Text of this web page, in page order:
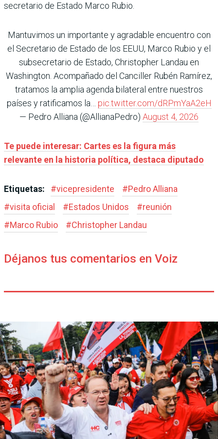
secretario de Estado Marco Rubio.
Mantuvimos un importante y agradable encuentro con
el Secretario de Estado de los EEUU, Marco Rubio y el
subsecretario de Estado, Christopher Landau en
Washington. Acompañado del Canciller Rubén Ramírez,
tratamos la amplia agenda bilateral entre nuestros
países y ratificamos la… pic.twitter.com/dRPmYaA2eH
— Pedro Alliana (@AllianaPedro) August 4, 2026
Te puede interesar: Cartes es la figura más
relevante en la historia política, destaca diputado
Etiquetas: #vicepresidente #Pedro Alliana
#visita oficial #Estados Unidos #reunión
#Marco Rubio #Christopher Landau
Déjanos tus comentarios en Voiz